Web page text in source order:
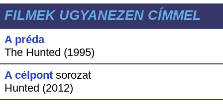
FILMEK UGYANEZEN CÍMMEL
A préda
The Hunted (1995)
A célpontsorozat
Hunted (2012)